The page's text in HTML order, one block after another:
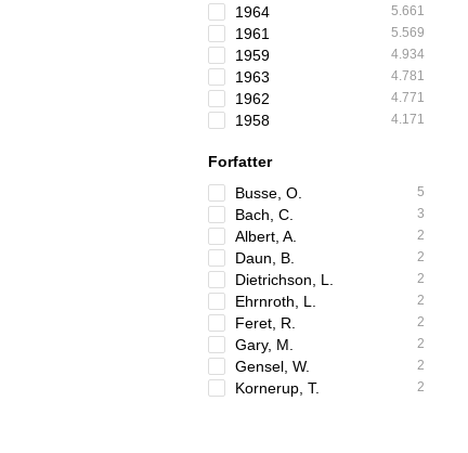
1964 5.661
1961 5.569
1959 4.934
1963 4.781
1962 4.771
1958 4.171
Forfatter
Busse, O.
5
Bach, C. 3
Albert, A. 2
Daun, B. 2
Dietrichson, L. 2
Ehrnroth, L. 2
Feret, R. 2
Gary, M. 2
Gensel, W. 2
Kornerup, T. 2